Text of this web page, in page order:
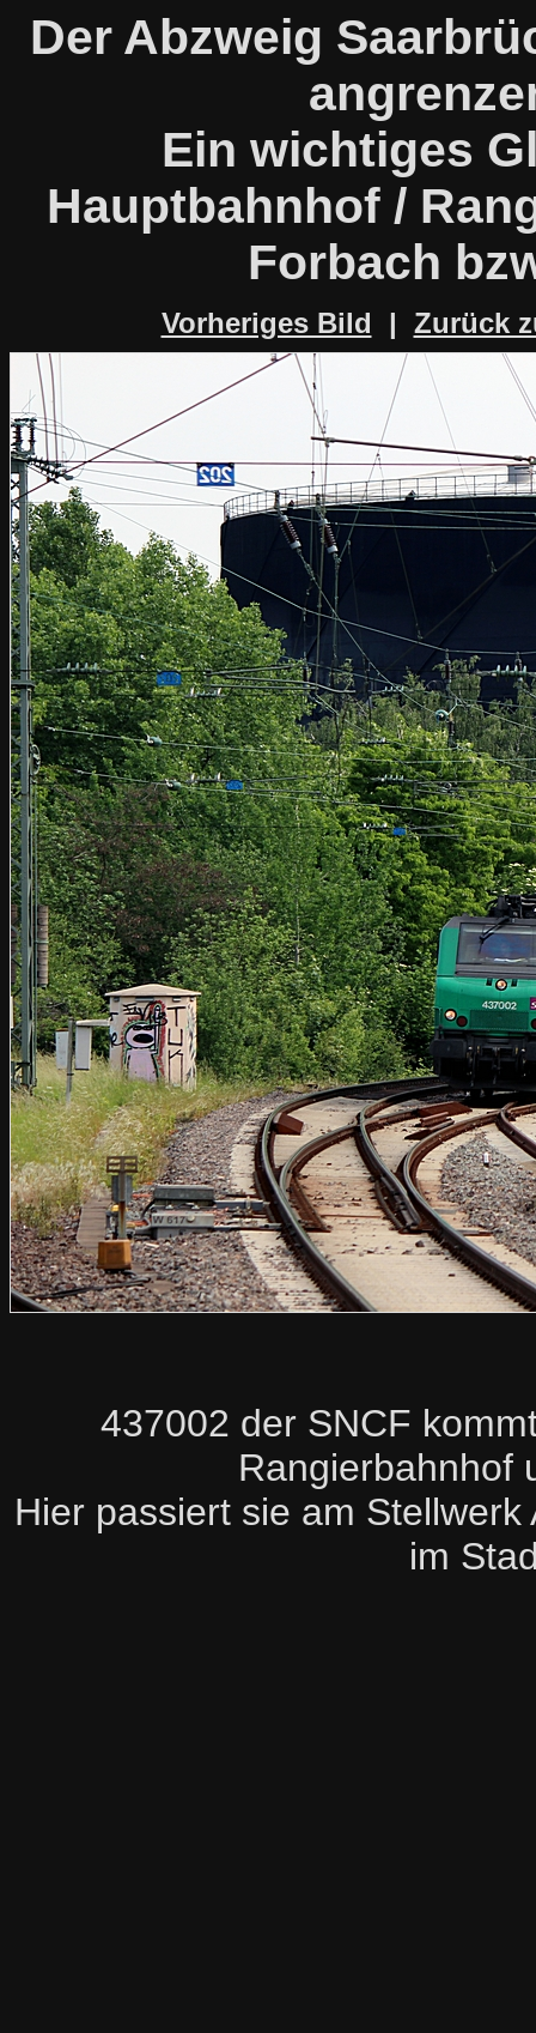
Der Abzweig
Ein wichtiges
Hauptbahnhof /
Forbach
Vorheriges Bild | Zurück
437002 der SNCF
Rangierbahnhof
Hier passiert sie am
im